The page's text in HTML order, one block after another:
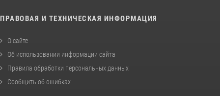
ПРАВОВАЯ И ТЕХНИЧЕСКАЯ ИНФОРМАЦИЯ
О сайте
Об использовании информации сайта
Правила обработки персональных данных
Сообщить об ошибках